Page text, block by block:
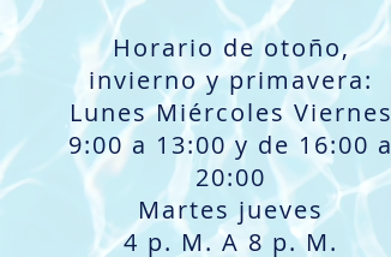
Horario de otoño,
invierno y primavera:
Lunes Miércoles Viernes
9:00 a 13:00 y de 16:00 a
20:00
Martes jueves
4 p. M. A 8 p. M.